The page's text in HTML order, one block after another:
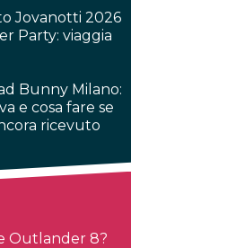
Jovanotti 2026
Party: viaggia
Bunny Milano:
e cosa fare se
ricevuto
Outlander 8?